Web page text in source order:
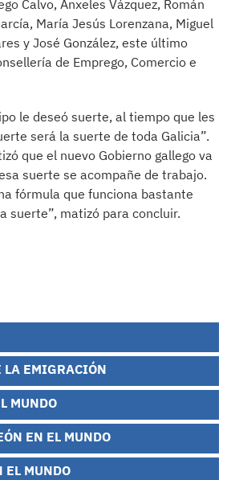
Calvo, Ánxeles Vázquez, Román
María Jesús Lorenzana, Miguel
y José González, este último
de Emprego, Comercio e
le deseó suerte, al tiempo que les
será la suerte de toda Galicia”.
que el nuevo Gobierno gallego va
suerte se acompañe de trabajo.
fórmula que funciona bastante
suerte”, matizó para concluir.
LA EMIGRACIÓN
MUNDO
EN EL MUNDO
EL MUNDO